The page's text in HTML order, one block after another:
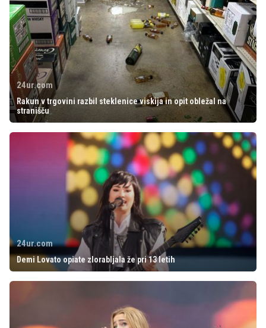
24ur.com
Rakun v trgovini razbil steklenice viskija in opit obležal na
stranišču
24ur.com
Demi Lovato opiate zlorabljala že pri 13 letih